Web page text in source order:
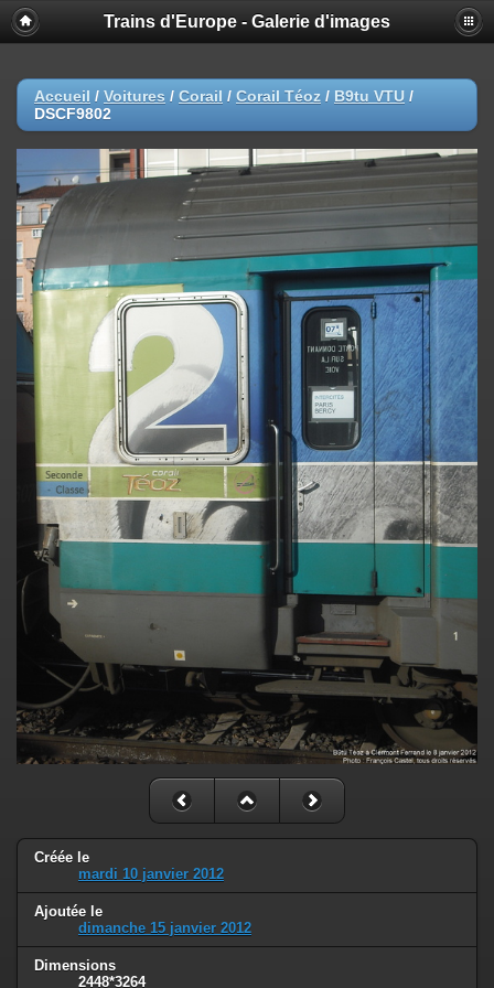
Trains d'Europe - Galerie d'images
Accueil / Voitures / Corail / Corail Téoz / B9tu VTU /
DSCF9802
Créée le
mardi 10 janvier 2012
Ajoutée le
dimanche 15 janvier 2012
Dimensions
2448*3264